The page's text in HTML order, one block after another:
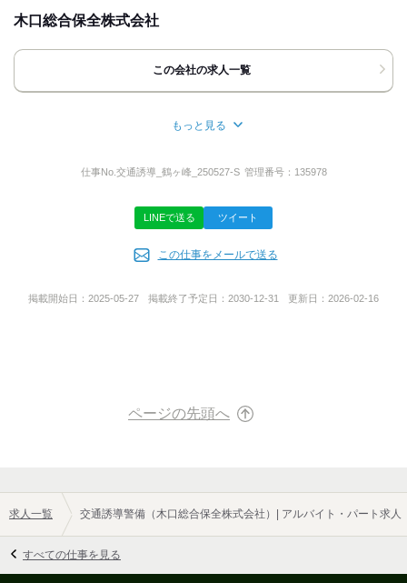
友達応募
[住所]
地図・アクセス詳細を見る
木口総合保全株式会社
この会社の求人一覧
東京都豊島区駒込１丁目１４‐１０
もっと見る
仕事No. 交通誘導_鶴ヶ峰_250527-S 管理番号： 135978
LINEで送る ツイート
この仕事をメールで送る
掲載開始日： 2025-05-27 掲載終了予定日： 2030-12-31 更新日： 2026-02-16
ページの先頭へ
求人一覧 交通誘導警備（木口総合保全株式会社）| アルバイト・パート求人
すべての仕事を見る